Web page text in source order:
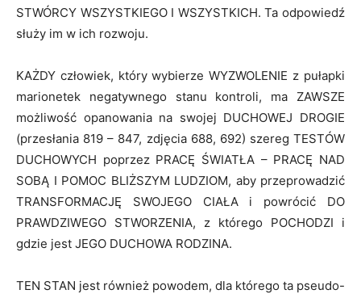
STWÓRCY WSZYSTKIEGO I WSZYSTKICH. Ta odpowiedź
służy im w ich rozwoju.
KAŻDY człowiek, który wybierze WYZWOLENIE z pułapki
marionetek negatywnego stanu kontroli, ma ZAWSZE
możliwość opanowania na swojej DUCHOWEJ DROGIE
(przesłania 819 – 847, zdjęcia 688, 692) szereg TESTÓW
DUCHOWYCH poprzez PRACĘ ŚWIATŁA – PRACĘ NAD
SOBĄ I POMOC BLIŻSZYM LUDZIOM, aby przeprowadzić
TRANSFORMACJĘ SWOJEGO CIAŁA i powrócić DO
PRAWDZIWEGO STWORZENIA, z którego POCHODZI i
gdzie jest JEGO DUCHOWA RODZINA.
TEN STAN jest również powodem, dla którego ta pseudo-